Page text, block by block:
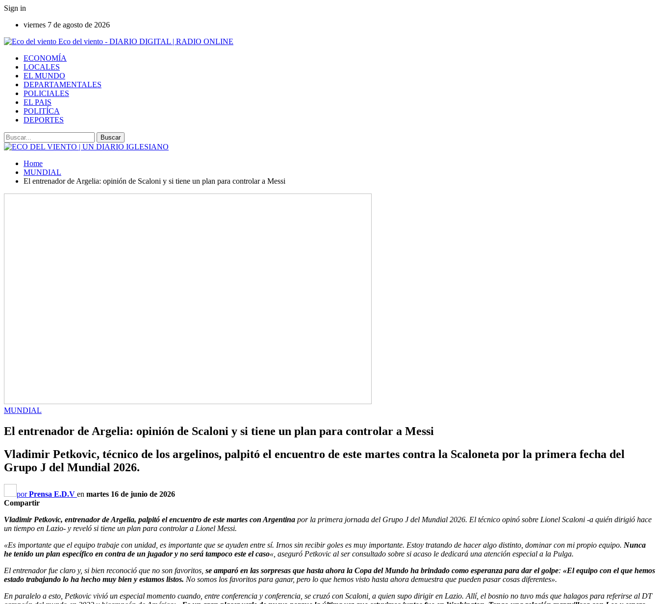
Sign in
viernes 7 de agosto de 2026
Eco del viento - DIARIO DIGITAL | RADIO ONLINE
ECONOMÍA
LOCALES
EL MUNDO
DEPARTAMENTALES
POLICIALES
EL PAIS
POLITÍCA
DEPORTES
Home
MUNDIAL
El entrenador de Argelia: opinión de Scaloni y si tiene un plan para controlar a Messi
MUNDIAL
El entrenador de Argelia: opinión de Scaloni y si tiene un plan para controlar a Messi
Vladimir Petkovic, técnico de los argelinos, palpitó el encuentro de este martes contra la Scaloneta por la primera fecha del
Grupo J del Mundial 2026.
porPrensa E.D.V en martes 16 de junio de 2026
Compartir
Vladimir Petkovic, entrenador de Argelia, palpitó el encuentro de este martes con Argentina por la primera jornada del Grupo J del Mundial 2026. El técnico opinó sobre Lionel Scaloni -a quién dirigió hace
un tiempo en Lazio- y reveló si tiene un plan para controlar a Lionel Messi.
«Es importante que el equipo trabaje con unidad, es importante que se ayuden entre sí. Irnos sin recibir goles es muy importante. Estoy tratando de hacer algo distinto, dominar con mi propio equipo. Nunca
he tenido un plan específico en contra de un jugador y no será tampoco este el caso«, aseguró Petkovic al ser consultado sobre si acaso le dedicará una atención especial a la Pulga.
El entrenador fue claro y, si bien reconoció que no son favoritos, se amparó en las sorpresas que hasta ahora la Copa del Mundo ha brindado como esperanza para dar el golpe: «El equipo con el que hemos
estado trabajando lo ha hecho muy bien y estamos listos. No somos los favoritos para ganar, pero lo que hemos visto hasta ahora demuestra que pueden pasar cosas diferentes».
En paralelo a esto, Petkovic vivió un especial momento cuando, entre conferencia y conferencia, se cruzó con Scaloni, a quien supo dirigir en Lazio. Allí, el bosnio no tuvo más que halagos para referirse al DT